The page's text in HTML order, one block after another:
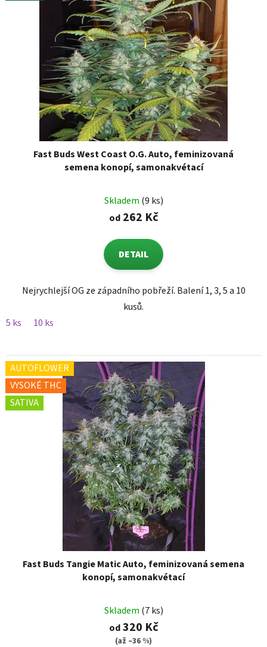
Fast Buds West Coast O.G. Auto, feminizovaná
semena konopí, samonakvétací
Skladem (9 ks)
od262 Kč
DETAIL
Nejrychlejší OG ze západního pobřeží. Balení 1, 3, 5 a 10
kusů.
5 ks
10 ks
AUTOFLOWER
VYSOKÉ THC
SATIVA
Fast Buds Tangie Matic Auto, feminizovaná semena
konopí, samonakvétací
Skladem (7 ks)
od320 Kč
(až –36 %)